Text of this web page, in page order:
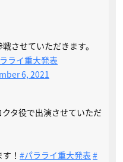
させていただきます。
ライ重大発表
6, 2021
タ役で出演させていただ
！ #パラライ重大発表 #